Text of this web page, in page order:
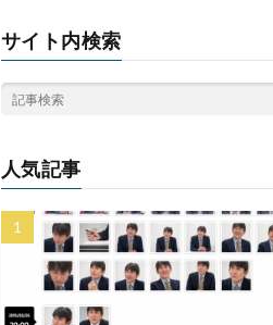
サイト内検索
人気記事